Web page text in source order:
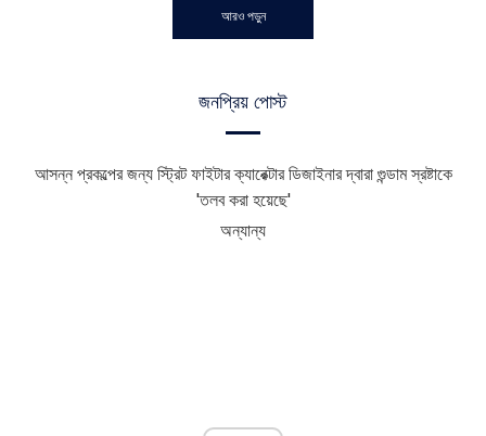
আরও পড়ুন
জনপ্রিয় পোস্ট
আসন্ন প্রকল্পের জন্য স্ট্রিট ফাইটার ক্যারেক্টার ডিজাইনার দ্বারা গুন্ডাম স্রষ্টাকে
'তলব করা হয়েছে'
অন্যান্য